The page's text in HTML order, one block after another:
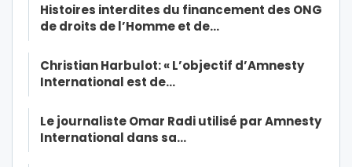
Histoires interdites du financement des ONG
de droits de l’Homme et de…
Christian Harbulot: « L’objectif d’Amnesty
International est de…
Le journaliste Omar Radi utilisé par Amnesty
International dans sa…